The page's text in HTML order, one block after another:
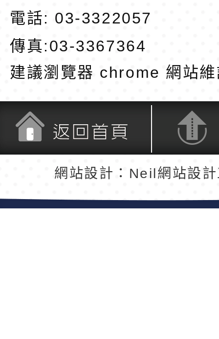
電話: 03-3322057
傳真:03-3367364
建議瀏覽器 chrome 網站
返回頂端
網站設計：Neil網站設